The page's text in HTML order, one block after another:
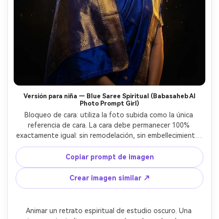
Versión para niña — Blue Saree Spiritual (Babasaheb AI
Photo Prompt Girl)
Bloqueo de cara: utiliza la foto subida como la única
referencia de cara. La cara debe permanecer 100%
exactamente igual: sin remodelación, sin embellecimiento,
sin modificación de IA. Preservar la textura real de la piel,
la estructura facial, el peinado, la edad y la expresión
exactamente como original. Claridad facial Ultra-HD,
aspecto completamente humano. DR. B.R. AMBEDKAR —
Cara históricamente exacta de fuentes de archivo: gafas
traje formal azul. No hay exageración. Efecto divino solo
Copiar prompt de imagen
Crear imagen similar ↗
Animar un retrato espiritual de estudio oscuro. Una